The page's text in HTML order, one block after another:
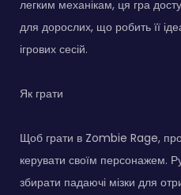
легким механікам, ця гра
для дорослих, що робить її
ігрових сесій.
Як грати
Щоб грати в Zombie Rage,
керувати своїм персонажем.
збирати падаючі мізки для